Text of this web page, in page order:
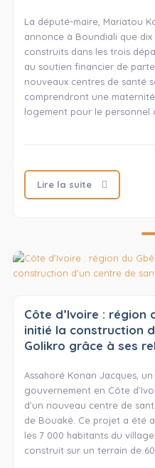
La député-maire, Mariatou
annonce à Boundiali que
construits dans les trois
au soutien financier de
nouveaux centres de santé
comprendront une
logement pour le personnel
Lire la suite
Côte d’Ivoire : région
initié la construction
Golikro grâce à ses
Assahoré Konan Jacques,
gouvernement en Côte
d’un nouveau centre de
de Bouaké. Ce projet a été
les 7 000 habitants du
construit sur un terrain de